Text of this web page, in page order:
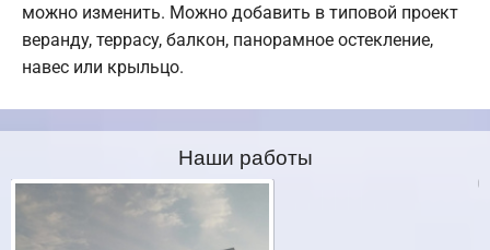
можно изменить. Можно добавить в типовой проект
веранду, террасу, балкон, панорамное остекление,
навес или крыльцо.
Наши работы